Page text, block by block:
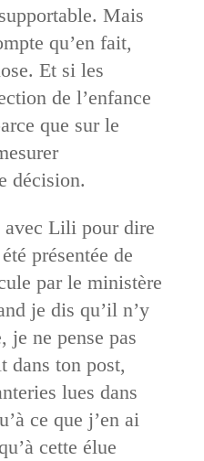
Mais
qu’en fait,
Et si les
de l’enfance
que sur le
décision.
avec Lili pour dire
présentée de
par le ministère
je dis qu’il n’y
je ne pense pas
dans ton post,
lues dans
ce que j’en ai
cette élue